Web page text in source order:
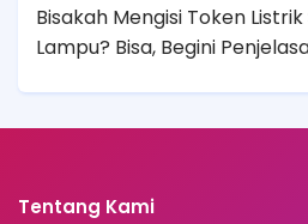
Bisakah Mengisi Token
Lampu? Bisa, Begini
Tentang Kami